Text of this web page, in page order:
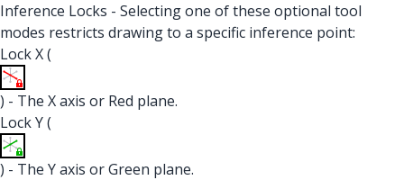
Inference Locks - Selecting one of these optional tool
modes restricts drawing to a specific inference point:
Lock X (
) - The X axis or Red plane.
Lock Y (
) - The Y axis or Green plane.